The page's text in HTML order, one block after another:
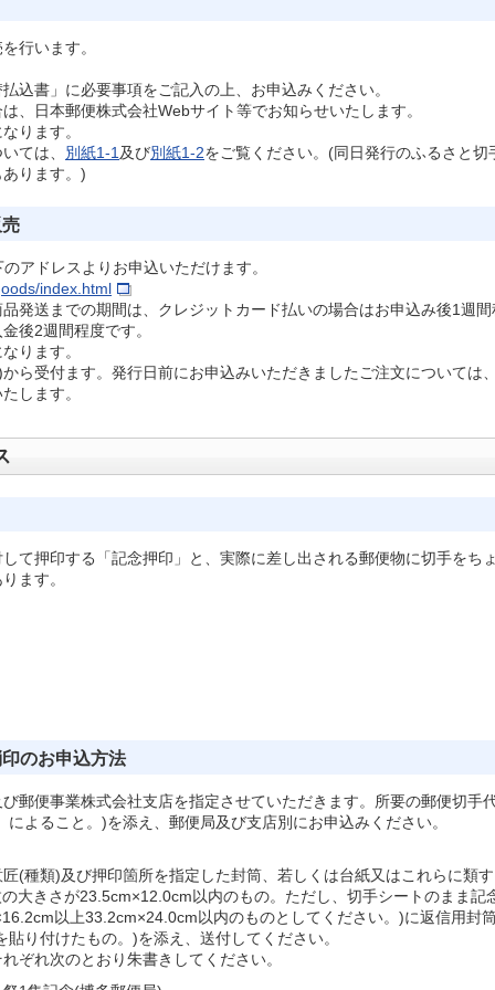
行います。
込書」に必要事項をご記入の上、お申込みください。
、日本郵便株式会社Webサイト等でお知らせいたします。
ります。
ては、 別紙1-1 及び別紙1-2をご覧ください。(同日発行のふるさと切
ります。)
アドレスよりお申込いただけます。
index.html
発送までの期間は、クレジットカード払いの場合はお申込み後1週間
後2週間程度です。
ります。
ら受付ます。発行日前にお申込みいただきましたご注文については、
します。
て押印する「記念押印」と、実際に差し出される郵便物に切手をちょ
ます。
のお申込方法
郵便事業株式会社支店を指定させていただきます。所要の郵便切手
よること。)を添え、郵便局及び支店別にお申込みください。
(種類)及び押印箇所を指定した封筒、若しくは台紙又はこれらに類す
大きさが23.5cm×12.0cm以内のもの。ただし、切手シートのまま記
以上33.2cm×24.0cm以内のものとしてください。)に返信用封
り付けたもの。)を添え、送付してください。
ぞれ次のとおり朱書きしてください。